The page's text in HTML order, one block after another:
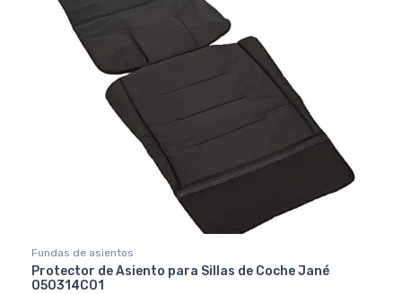
Fundas de asientos
Protector de Asiento para Sillas de Coche Jané
050314C01